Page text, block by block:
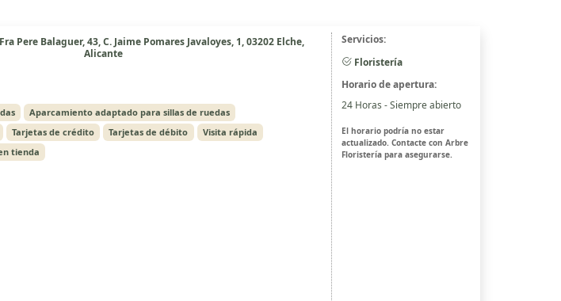
Pere Balaguer, 43, C. Jaime Pomares Javaloyes, 1, 03202 Elche,
Alicante
Aparcamiento adaptado para sillas de ruedas
Tarjetas de crédito Tarjetas de débito
Visita rápida
tienda
Servicios:
Floristería
Horario de apertura:
24 Horas - Siempre abierto
El horario podría no estar
actualizado. Contacte con Arbre
Floristería para asegurarse.